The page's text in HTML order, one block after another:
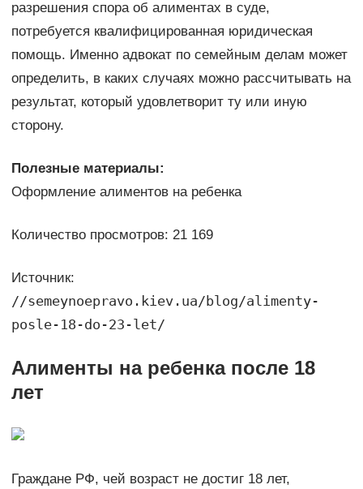
разрешения спора об алиментах в суде,
потребуется квалифицированная юридическая
помощь. Именно адвокат по семейным делам может
определить, в каких случаях можно рассчитывать на
результат, который удовлетворит ту или иную
сторону.
Полезные материалы:
Оформление алиментов на ребенка
Количество просмотров: 21 169
Источник:
//semeynoepravo.kiev.ua/blog/alimenty-
posle-18-do-23-let/
Алименты на ребенка после 18
лет
Граждане РФ, чей возраст не достиг 18 лет,